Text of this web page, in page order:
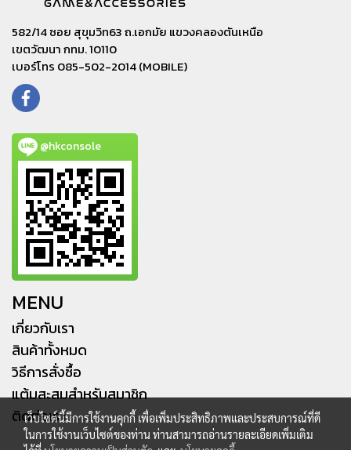
582/14 ซอย สุขุมวิท63 ถ.เอกมัย แขวงคลองตันเหนือ
เขตวัฒนา กทม. 10110
เบอร์โทร 085-502-2014 (MOBILE)
@hkconsole
MENU
เกี่ยวกับเรา
สินค้าทั้งหมด
วิธีการสั่งซื้อ
แต้มสะสมสำหรับสมาชิก
ติดต่อเรา
เว็บไซต์นี้มีการใช้งานคุกกี้ เพื่อเพิ่มประสิทธิภาพและประสบการณ์ที่ดี
ในการใช้งานเว็บไซต์ของท่าน ท่านสามารถอ่านรายละเอียดเพิ่มเติม